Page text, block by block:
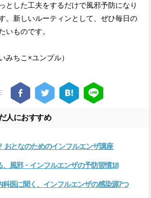
とした工夫をするだけで風邪予防になり
。新しいルーティンとして、ぜひ毎日の
いものです。
みちこ×ユンブル）
人におすすめ
おとなのためのインフルエンザ講座
、風邪・インフルエンザの予防習慣18
医に聞く、インフルエンザの感染源7つ